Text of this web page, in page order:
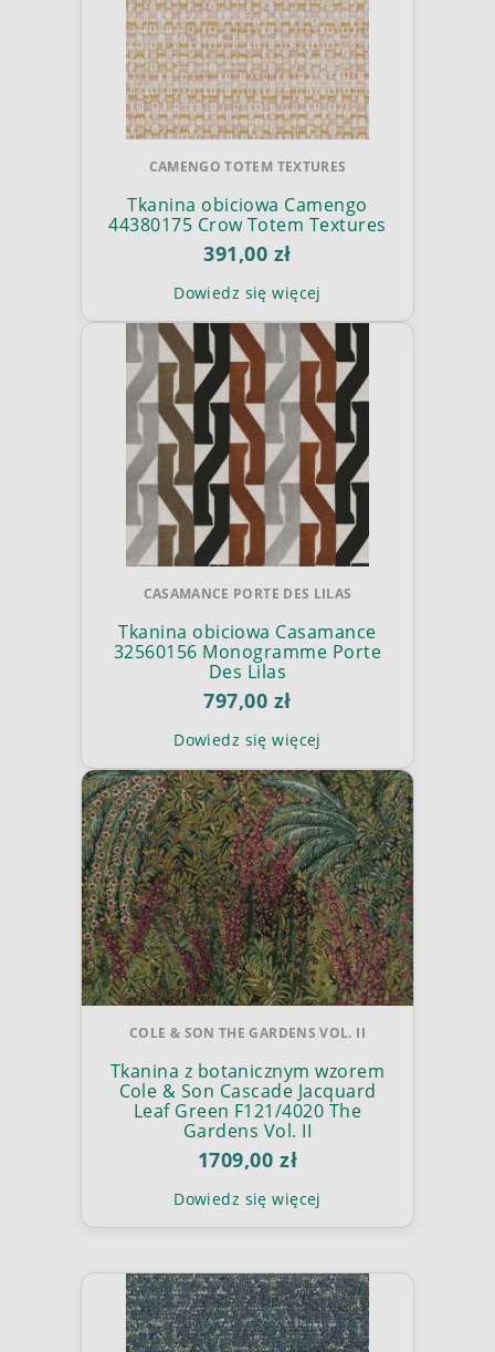
CAMENGO TOTEM TEXTURES
Tkanina obiciowa Camengo
44380175 Crow Totem Textures
391,00 zł
Dowiedz się więcej
CASAMANCE PORTE DES LILAS
Tkanina obiciowa Casamance
32560156 Monogramme Porte
Des Lilas
797,00 zł
Dowiedz się więcej
COLE & SON THE GARDENS VOL. II
Tkanina z botanicznym wzorem
Cole & Son Cascade Jacquard
Leaf Green F121/4020 The
Gardens Vol. II
1709,00 zł
Dowiedz się więcej